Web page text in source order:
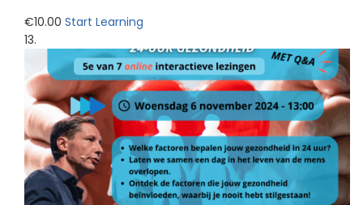
€10.00 Start Learning